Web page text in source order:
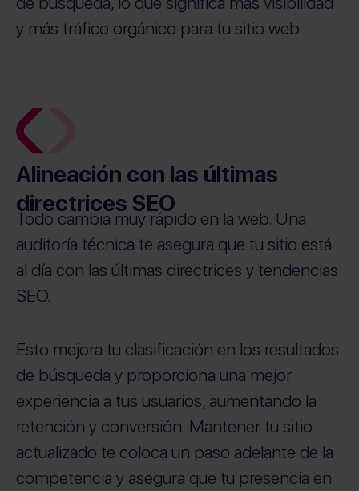
y más tráfico orgánico para tu sitio web.
Alineación con las últimas
directrices SEO
Todo cambia muy rápido en la web. Una
auditoría técnica te asegura que tu sitio está
al día con las últimas directrices y tendencias
SEO.
Esto mejora tu clasificación en los resultados
de búsqueda y proporciona una mejor
experiencia a tus usuarios, aumentando la
retención y conversión. Mantener tu sitio
actualizado te coloca un paso adelante de la
competencia y asegura que tu presencia en